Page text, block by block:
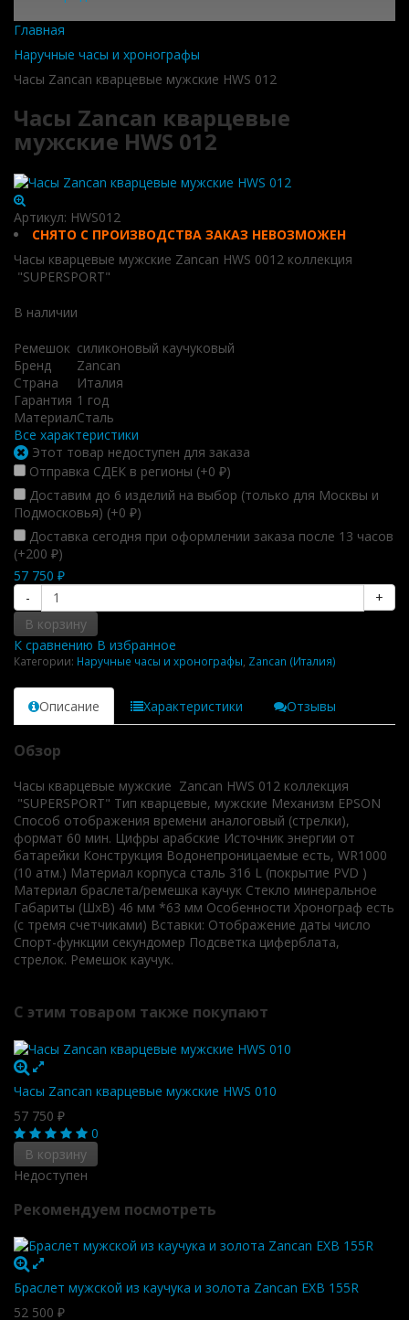
Главная
Наручные часы и хронографы
Часы Zancan кварцевые мужские HWS 012
Часы Zancan кварцевые
мужские HWS 012
Артикул: HWS012
СНЯТО С ПРОИЗВОДСТВА ЗАКАЗ НЕВОЗМОЖЕН
Часы кварцевые мужские Zancan HWS 0012 коллекция
"SUPERSPORT"
В наличии
Ремешок силиконовый каучуковый
Бренд
Zancan
Страна
Италия
Гарантия 1 год
МатериалСталь
Все характеристики
Этот товар недоступен для заказа
Отправка СДЕК в регионы (+0 ₽)
Доставим до 6 изделий на выбор (только для Москвы и
Подмосковья) (+0 ₽)
Доставка сегодня при оформлении заказа после 13 часов
(+200 ₽)
57 750 ₽
-
+
В корзину
К сравнению В избранное
Категории: Наручные часы и хронографы Zancan (Италия)
Описание Характеристики Отзывы
Обзор
Часы кварцевые мужские Zancan HWS 012 коллекция
"SUPERSPORT" Тип кварцевые, мужские Механизм EPSON
Способ отображения времени аналоговый (стрелки),
формат 60 мин. Цифры арабские Источник энергии от
батарейки Конструкция Водонепроницаемые есть, WR1000
(10 атм.) Материал корпуса сталь 316 L (покрытие PVD )
Материал браслета/ремешка каучук Стекло минеральное
Габариты (ШхВ) 46 мм *63 мм Особенности Хронограф есть
(с тремя счетчиками) Вставки: Отображение даты число
Спорт-функции секундомер Подсветка циферблата,
стрелок. Ремешок каучук.
С этим товаром также покупают
Часы Zancan кварцевые мужские HWS 010
57 750 ₽
0
В корзину
Недоступен
Рекомендуем посмотреть
Браслет мужской из каучука и золота Zancan EXB 155R
52 500 ₽